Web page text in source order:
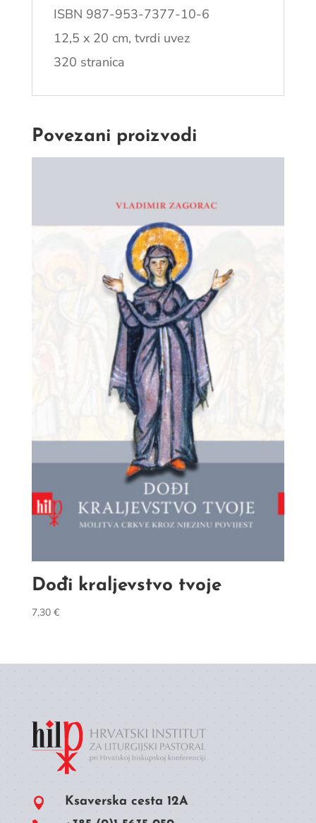
ISBN 987-953-7377-10-6
12,5 x 20 cm, tvrdi uvez
320 stranica
Povezani proizvodi
Dođi kraljevstvo tvoje
7,30 €
 Ksaverska cesta 12A